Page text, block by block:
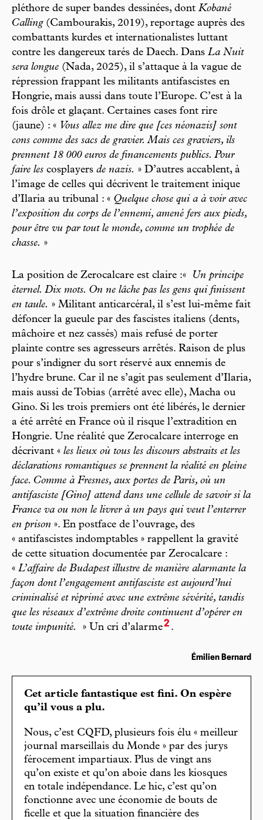
pléthore de super bandes dessinées, dont Kobané
Calling(Cambourakis, 2019), reportage auprès des
combattants kurdes et internationalistes luttant
contre les dangereux tarés de Daech. Dans La Nuit
sera longue (Nada, 2025), il s’attaque à la vague de
répression frappant les militants antifascistes en
Hongrie, mais aussi dans toute l’Europe. C’est à la
fois drôle et glaçant. Certaines cases font rire
(jaune) : « Vous allez me dire que [ces néonazis] sont
cons comme des sacs de gravier. Mais ces graviers, ils
prennent 18 000 euros de financements publics. Pour
faire les cosplayers de nazis. » D’autres accablent, à
l’image de celles qui décrivent le traitement inique
d’Ilaria au tribunal : « Quelque chose qui a à voir avec
l’exposition du corps de l’ennemi, amené fers aux pieds,
pour être vu par tout le monde, comme un trophée de
chasse. »
La position de Zerocalcare est claire :«
Un principe
éternel. Dix mots. On ne lâche pas les gens qui finissent
en taule. » Militant anticarcéral, il s’est lui-même fait
défoncer la gueule par des fascistes italiens (dents,
mâchoire et nez cassés) mais refusé de porter
plainte contre ses agresseurs arrêtés. Raison de plus
pour s’indigner du sort réservé aux ennemis de
l’hydre brune. Car il ne s’agit pas seulement d’Ilaria,
mais aussi de Tobias (arrêté avec elle), Macha ou
Gino. Si les trois premiers ont été libérés, le dernier
a été arrêté en France où il risque l’extradition en
Hongrie. Une réalité que Zerocalcare interroge en
décrivant « les lieux où tous les discours abstraits et les
déclarations romantiques se prennent la réalité en pleine
face. Comme à Fresnes, aux portes de Paris, où un
antifasciste [Gino] attend dans une cellule de savoir si la
France va ou non le livrer à un pays qui veut l’enterrer
en prison ». En postface de l’ouvrage, des
« antifascistes indomptables » rappellent la gravité
de cette situation documentée par Zerocalcare :
« L’affaire de Budapest illustre de manière alarmante la
façon dont l’engagement antifasciste est aujourd’hui
criminalisé et réprimé avec une extrême sévérité, tandis
que les réseaux d’extrême droite continuent d’opérer en
toute impunité.
» Un cri d’alarme2 .
Émilien Bernard
Cet article fantastique est fini. On espère
qu’il vous a plu.
Nous, c’est CQFD, plusieurs fois élu « meilleur
journal marseillais du Monde » par des jurys
férocement impartiaux. Plus de vingt ans
qu’on existe et qu’on aboie dans les kiosques
en totale indépendance. Le hic, c’est qu’on
fonctionne avec une économie de bouts de
ficelle et que la situation financière des